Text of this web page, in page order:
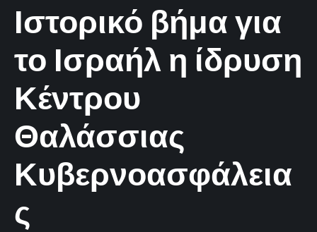
Ιστορικό βήμα για
το Ισραήλ η ίδρυση
Κέντρου
Θαλάσσιας
Κυβερνοασφάλεια
ς